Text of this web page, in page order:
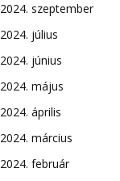
2024. szeptember
2024. július
2024. június
2024. május
2024. április
2024. március
2024. február